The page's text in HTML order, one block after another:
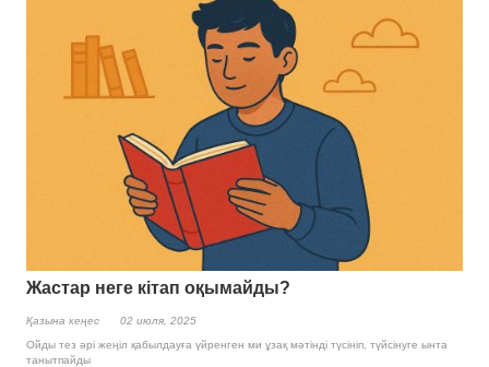
Жастар неге кітап оқымайды?
Қазына кеңес
02 июля, 2025
Ойды тез әрі жеңіл қабылдауға үйренген ми ұзақ мәтінді түсініп, түйсінуге ынта
танытпайды